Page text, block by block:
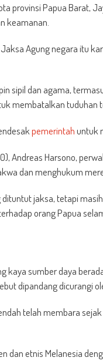
provinsi Papua Barat,
keamanan.
Agung negara itu
sipil dan agama,
membatalkan tuduhan
pemerintahuntuk
Andreas Harsono,
dan menghukum
jaksa, tetapi
orang Papua
kaya sumber daya
dipandang dicurangi
telah membara
dan etnis Melanesia